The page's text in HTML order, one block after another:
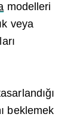
modelleri
veya
beklemek